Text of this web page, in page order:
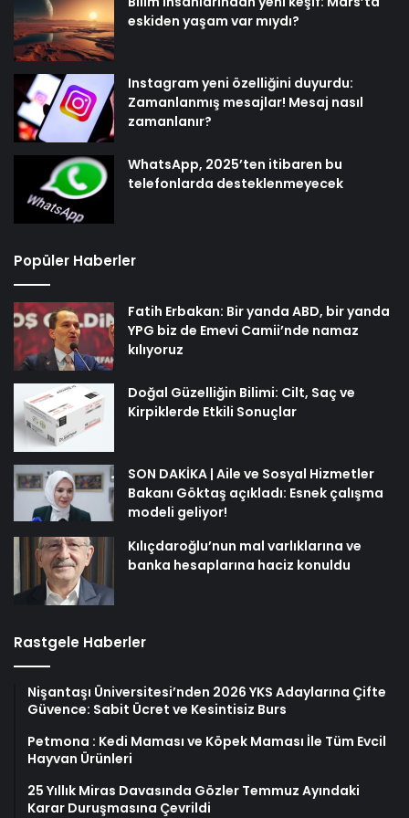
eskiden yaşam var mıydı?
Instagram yeni özelliğini duyurdu:
Zamanlanmış mesajlar! Mesaj nasıl
zamanlanır?
WhatsApp, 2025’ten itibaren bu
telefonlarda desteklenmeyecek
Popüler Haberler
Fatih Erbakan: Bir yanda ABD, bir yanda
YPG biz de Emevi Camii’nde namaz
kılıyoruz
Doğal Güzelliğin Bilimi: Cilt, Saç ve
Kirpiklerde Etkili Sonuçlar
SON DAKİKA | Aile ve Sosyal Hizmetler
Bakanı Göktaş açıkladı: Esnek çalışma
modeli geliyor!
Kılıçdaroğlu’nun mal varlıklarına ve
banka hesaplarına haciz konuldu
Rastgele Haberler
Nişantaşı Üniversitesi’nden 2026 YKS Adaylarına Çifte
Güvence: Sabit Ücret ve Kesintisiz Burs
Petmona : Kedi Maması ve Köpek Maması İle Tüm Evcil
Hayvan Ürünleri
25 Yıllık Miras Davasında Gözler Temmuz Ayındaki
Karar Duruşmasına Çevrildi